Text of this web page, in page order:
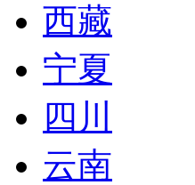
西藏
宁夏
四川
云南